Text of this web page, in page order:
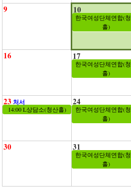
9 10
한국여성단체연합(
홀)
16 17
한국여성단체연합(
홀)
23 처서
14:00 L상담소(청산홀)
24
한국여성단체연합(
홀)
30 31
한국여성단체연합(
홀)